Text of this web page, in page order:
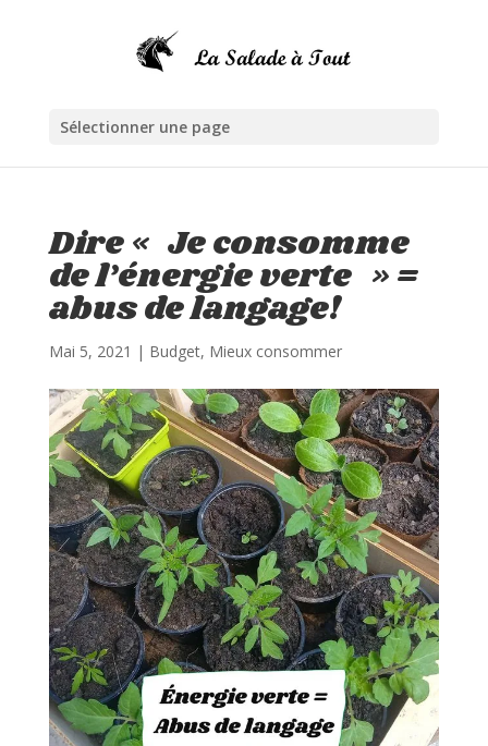
Sélectionner une page
Dire « Je consomme
de l’énergie verte » =
abus de langage!
Mai 5, 2021 | Budget, Mieux consommer